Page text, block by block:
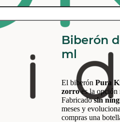
Biberón
ml
El biberón Pura
zorroes la opción
Fabricadosin
meses y
compras una